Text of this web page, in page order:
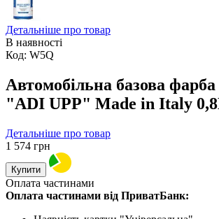
Детальніше про товар
В наявності
Код: W5Q
Автомобільна базова
"ADI UPP" Made in Italy
Детальніше про товар
1 574 грн
Купити
Оплата частинами
Оплата частинами від ПриватБанк: